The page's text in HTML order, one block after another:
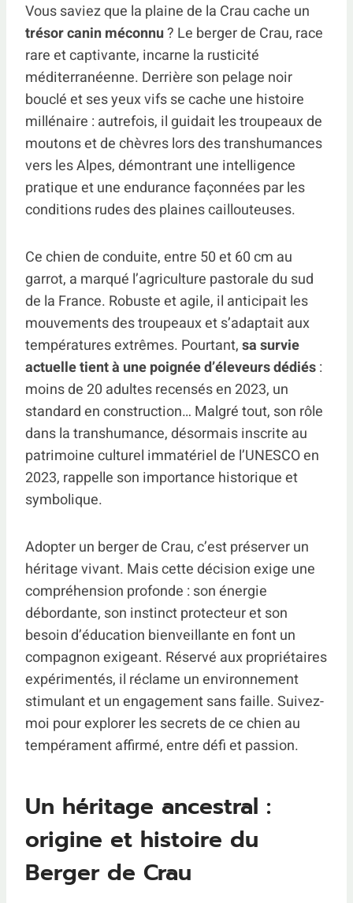
Vous saviez que la plaine de la Crau cache un
trésor canin méconnu? Le berger de Crau, race
rare et captivante, incarne la rusticité
méditerranéenne. Derrière son pelage noir
bouclé et ses yeux vifs se cache une histoire
millénaire : autrefois, il guidait les troupeaux de
moutons et de chèvres lors des transhumances
vers les Alpes, démontrant une intelligence
pratique et une endurance façonnées par les
conditions rudes des plaines caillouteuses.
Ce chien de conduite, entre 50 et 60 cm au
garrot, a marqué l’agriculture pastorale du sud
de la France. Robuste et agile, il anticipait les
mouvements des troupeaux et s’adaptait aux
températures extrêmes. Pourtant,sa survie
actuelle tient à une poignée d’éleveurs dédiés:
moins de 20 adultes recensés en 2023, un
standard en construction… Malgré tout, son rôle
dans la transhumance, désormais inscrite au
patrimoine culturel immatériel de l’UNESCO en
2023, rappelle son importance historique et
symbolique.
Adopter un berger de Crau, c’est préserver un
héritage vivant. Mais cette décision exige une
compréhension profonde : son énergie
débordante, son instinct protecteur et son
besoin d’éducation bienveillante en font un
compagnon exigeant. Réservé aux propriétaires
expérimentés, il réclame un environnement
stimulant et un engagement sans faille. Suivez-
moi pour explorer les secrets de ce chien au
tempérament affirmé, entre défi et passion.
Un héritage ancestral :
origine et histoire du
Berger de Crau